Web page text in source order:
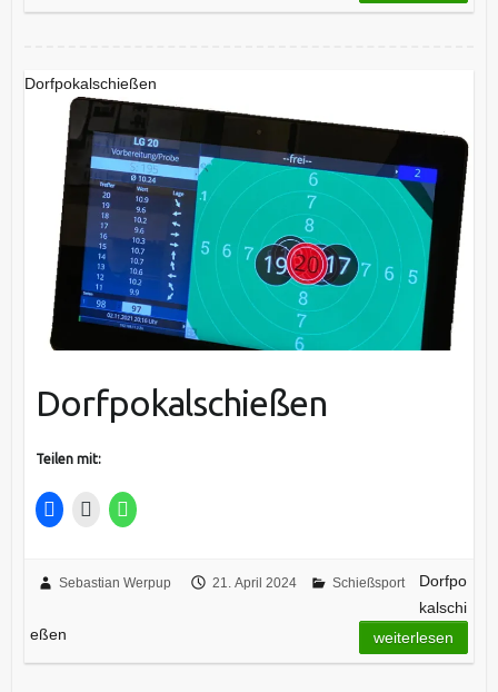
Dorfpokalschießen
Dorfpokalschießen
Teilen mit:
Sebastian Werpup 21. April 2024 Schießsport
Dorfpo
kalschi
eßen
weiterlesen